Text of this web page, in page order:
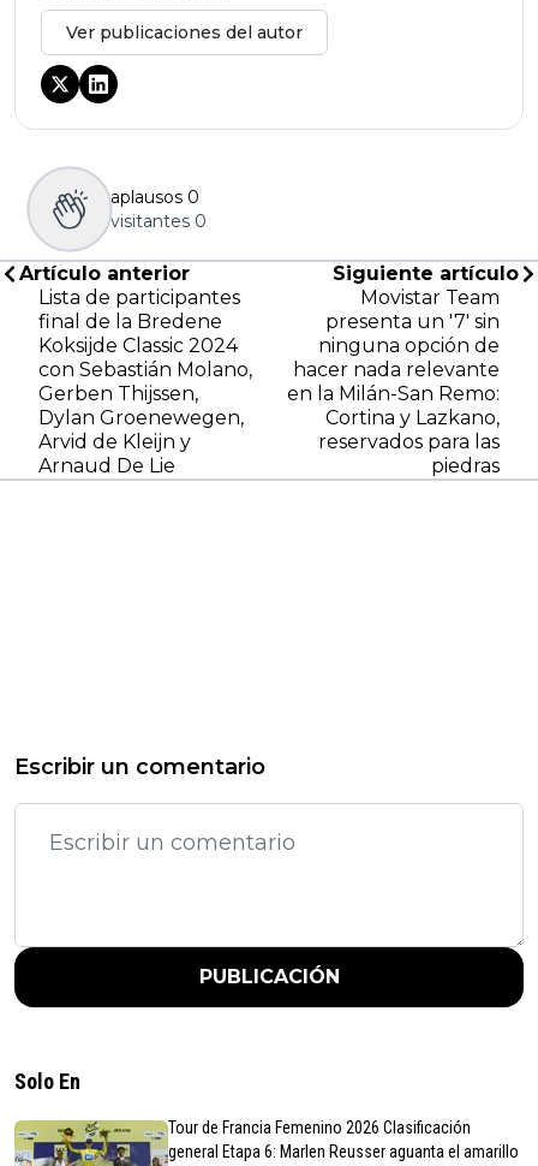
Ver publicaciones del autor
aplausos 0
visitantes 0
Artículo anterior
Lista de participantes
final de la Bredene
Koksijde Classic 2024
con Sebastián Molano,
Gerben Thijssen,
Dylan Groenewegen,
Arvid de Kleijn y
Arnaud De Lie
Siguiente artículo
Movistar Team
presenta un '7' sin
ninguna opción de
hacer nada relevante
en la Milán-San Remo:
Cortina y Lazkano,
reservados para las
piedras
Escribir un comentario
PUBLICACIÓN
Solo En
Tour de Francia Femenino 2026 Clasificación
general Etapa 6: Marlen Reusser aguanta el amarillo